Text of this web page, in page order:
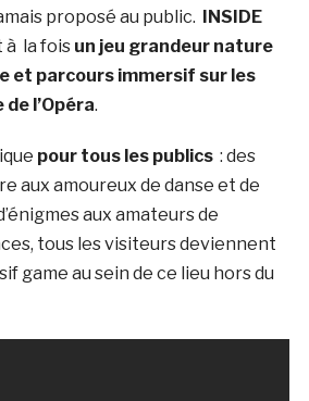
proposé au public. INSIDE
à la fois un jeu grandeur nature
et parcours immersif sur les
l’Opéra.
pour tous les publics: des
aux amoureux de danse et de
aux amateurs de
tous les visiteurs deviennent
game au sein de ce lieu hors du